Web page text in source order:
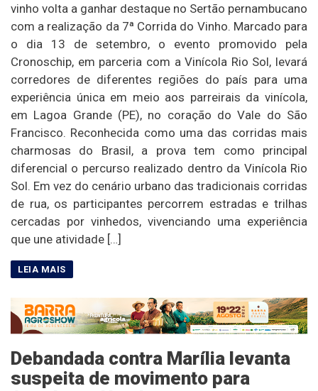
vinho volta a ganhar destaque no Sertão pernambucano
com a realização da 7ª Corrida do Vinho. Marcado para
o dia 13 de setembro, o evento promovido pela
Cronoschip, em parceria com a Vinícola Rio Sol, levará
corredores de diferentes regiões do país para uma
experiência única em meio aos parreirais da vinícola,
em Lagoa Grande (PE), no coração do Vale do São
Francisco. Reconhecida como uma das corridas mais
charmosas do Brasil, a prova tem como principal
diferencial o percurso realizado dentro da Vinícola Rio
Sol. Em vez do cenário urbano das tradicionais corridas
de rua, os participantes percorrem estradas e trilhas
cercadas por vinhedos, vivenciando uma experiência
que une atividade […]
Debandada contra Marília levanta
suspeita de movimento para